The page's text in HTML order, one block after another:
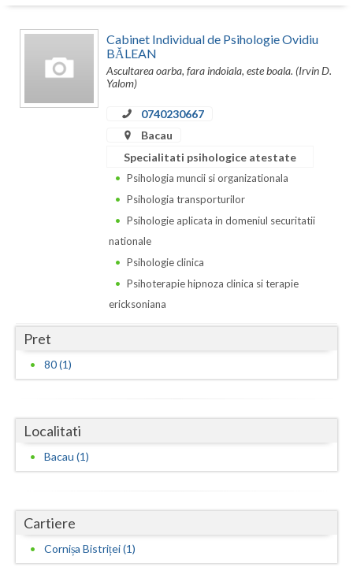
Constanta
Covasna
Hunedoara
Ialomita
Ilfov
Maramures
Mures
Neamt
Cabinet Individual de Psihologie Ovidiu
BĂLEAN
Ascultarea oarba, fara indoiala, este boala. (Irvin D.
Yalom)
0740230667
Bacau
Specialitati psihologice atestate
Psihologia muncii si organizationala
Psihologia transporturilor
Psihologie aplicata in domeniul securitatii
nationale
Psihologie clinica
Psihoterapie hipnoza clinica si terapie
ericksoniana
Pret
80 (1)
Localitati
Bacau (1)
Cartiere
Cornișa Bistriței (1)